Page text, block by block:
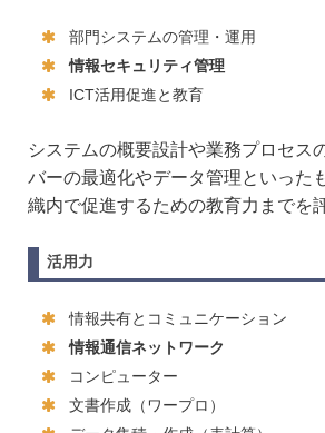
部門システムの管理・運用
情報セキュリティ管理
ICT活用促進と教育
システムの概要設計や業務プロセス
バーの最適化やデータ管理といった
織内で促進するための教育力までを
活用力
情報共有とコミュニケーション
情報通信ネットワーク
コンピューター
文書作成（ワープロ）